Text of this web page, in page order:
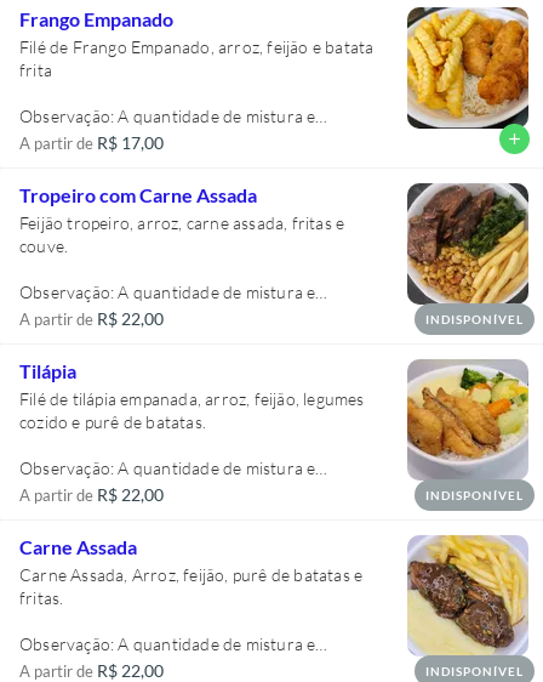
Frango Empanado
Filé de Frango Empanado, arroz, feijão e batata
frita
Observação: A quantidade de mistura e
acompanhamentos variam de acordo com o
individuais. Na foto acima a marmita é tamanho
M.
A partir de R$ 17,00 add
Tropeiro com Carne Assada
Feijão tropeiro, arroz, carne assada, fritas e
couve.
Observação: A quantidade de mistura e
acompanhamentos variam de acordo com o
individuais. Na foto acima a marmita é tamanho
M.
A partir de R$ 22,00 INDISPONÍVEL
Tilápia
Filé de tilápia empanada, arroz, feijão, legumes
cozido e purê de batatas.
Observação: A quantidade de mistura e
acompanhamentos variam de acordo com o
individuais. Na foto acima a marmita é tamanho
M.
A partir de R$ 22,00 INDISPONÍVEL
Carne Assada
Carne Assada, Arroz, feijão, purê de batatas e
fritas.
Observação: A quantidade de mistura e
acompanhamentos variam de acordo com o
A partir de R$ 22,00 INDISPONÍVEL